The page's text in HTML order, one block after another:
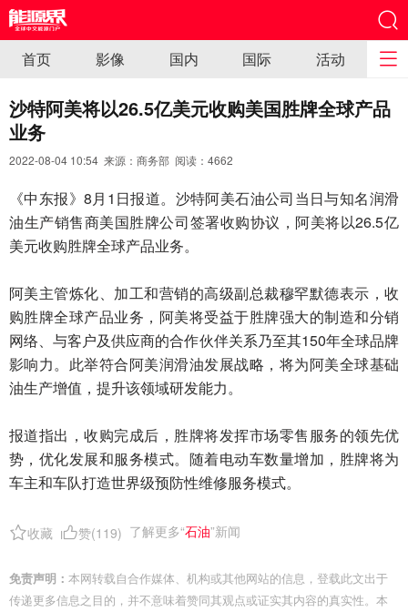
首页 影像 国内 国际 活动
沙特阿美将以26.5亿美元收购美国胜牌全球产品
业务
2022-08-04 10:54 来源：商务部 阅读： 4662
《中东报》8月1日报道。沙特阿美石油公司当日与知名润滑
油生产销售商美国胜牌公司签署收购协议，阿美将以26.5亿
美元收购胜牌全球产品业务。
阿美主管炼化、加工和营销的高级副总裁穆罕默德表示，收
购胜牌全球产品业务，阿美将受益于胜牌强大的制造和分销
网络、与客户及供应商的合作伙伴关系乃至其150年全球品牌
影响力。此举符合阿美润滑油发展战略，将为阿美全球基础
油生产增值，提升该领域研发能力。
报道指出，收购完成后，胜牌将发挥市场零售服务的领先优
势，优化发展和服务模式。随着电动车数量增加，胜牌将为
车主和车队打造世界级预防性维修服务模式。
收藏 赞(119) 了解更多“石油”新闻
免责声明： 本网转载自合作媒体、机构或其他网站的信息，登载此文出于
传递更多信息之目的，并不意味着赞同其观点或证实其内容的真实性。本